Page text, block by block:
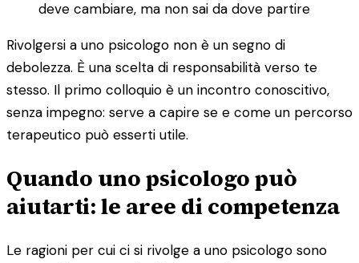
deve cambiare, ma non sai da dove partire
Rivolgersi a uno psicologo non è un segno di
debolezza. È una scelta di responsabilità verso te
stesso. Il primo colloquio è un incontro conoscitivo,
senza impegno: serve a capire se e come un percorso
terapeutico può esserti utile.
Quando uno psicologo può
aiutarti: le aree di competenza
Le ragioni per cui ci si rivolge a uno psicologo sono